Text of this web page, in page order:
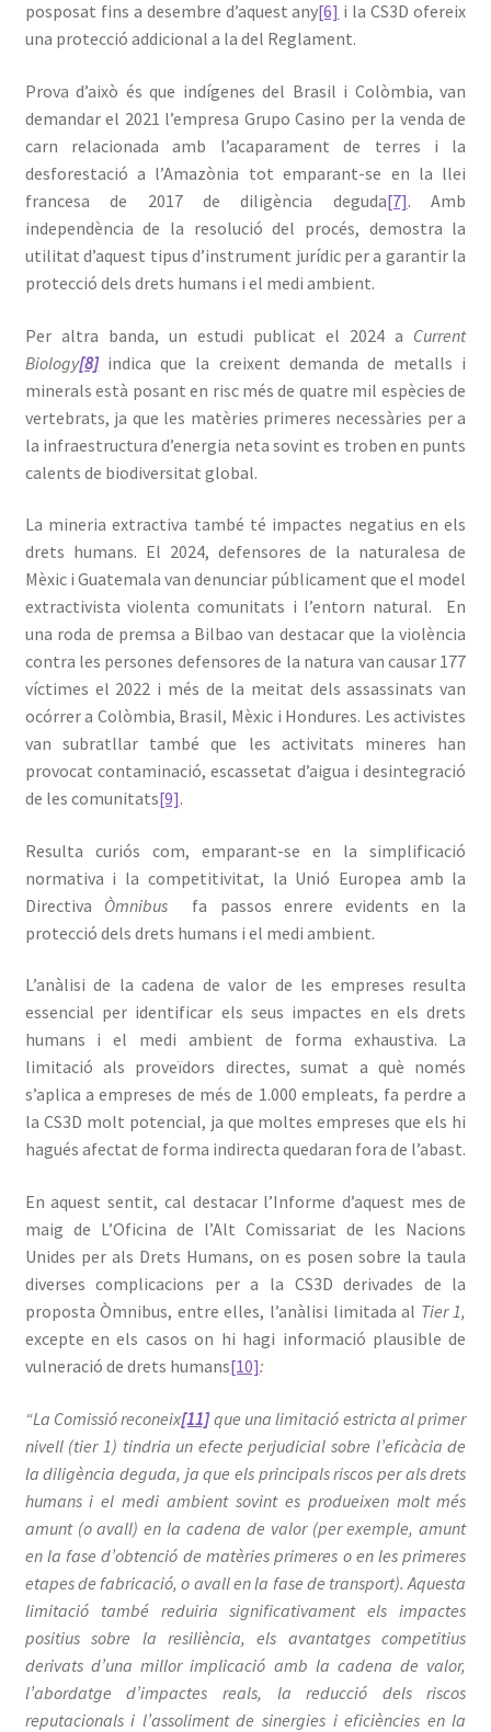
posposat fins a desembre d’aquest any[6] i la CS3D ofereix
una protecció addicional a la del Reglament.
Prova d’això és que indígenes del Brasil i Colòmbia, van
demandar el 2021 l’empresa Grupo Casino per la venda de
carn relacionada amb l’acaparament de terres i la
desforestació a l’Amazònia tot emparant-se en la llei
francesa de 2017 de diligència deguda[7]. Amb
independència de la resolució del procés, demostra la
utilitat d’aquest tipus d’instrument jurídic per a garantir la
protecció dels drets humans i el medi ambient.
Per altra banda, un estudi publicat el 2024 a Current
Biology[8]indica que la creixent demanda de metalls i
minerals està posant en risc més de quatre mil espècies de
vertebrats, ja que les matèries primeres necessàries per a
la infraestructura d’energia neta sovint es troben en punts
calents de biodiversitat global.
La mineria extractiva també té impactes negatius en els
drets humans. El 2024, defensores de la naturalesa de
Mèxic i Guatemala van denunciar públicament que el model
extractivista violenta comunitats i l’entorn natural. En
una roda de premsa a Bilbao van destacar que la violència
contra les persones defensores de la natura van causar 177
víctimes el 2022 i més de la meitat dels assassinats van
ocórrer a Colòmbia, Brasil, Mèxic i Hondures. Les activistes
van subratllar també que les activitats mineres han
provocat contaminació, escassetat d’aigua i desintegració
de les comunitats[9].
Resulta curiós com, emparant-se en la simplificació
normativa i la competitivitat, la Unió Europea amb la
Directiva Òmnibus fa passos enrere evidents en la
protecció dels drets humans i el medi ambient.
L’anàlisi de la cadena de valor de les empreses resulta
essencial per identificar els seus impactes en els drets
humans i el medi ambient de forma exhaustiva. La
limitació als proveïdors directes, sumat a què només
s’aplica a empreses de més de 1.000 empleats, fa perdre a
la CS3D molt potencial, ja que moltes empreses que els hi
hagués afectat de forma indirecta quedaran fora de l’abast.
En aquest sentit, cal destacar l’Informe d’aquest mes de
maig de L’Oficina de l’Alt Comissariat de les Nacions
Unides per als Drets Humans, on es posen sobre la taula
diverses complicacions per a la CS3D derivades de la
proposta Òmnibus, entre elles, l’anàlisi limitada al Tier 1,
excepte en els casos on hi hagi informació plausible de
vulneració de drets humans[10]:
“La Comissió reconeix[11]que una limitació estricta al primer
nivell (tier 1) tindria un efecte perjudicial sobre l’eficàcia de
la diligència deguda, ja que els principals riscos per als drets
humans i el medi ambient sovint es produeixen molt més
amunt (o avall) en la cadena de valor (per exemple, amunt
en la fase d’obtenció de matèries primeres o en les primeres
etapes de fabricació, o avall en la fase de transport). Aquesta
limitació també reduiria significativament els impactes
positius sobre la resiliència, els avantatges competitius
derivats d’una millor implicació amb la cadena de valor,
l’abordatge d’impactes reals, la reducció dels riscos
reputacionals i l’assoliment de sinergies i eficiències en la